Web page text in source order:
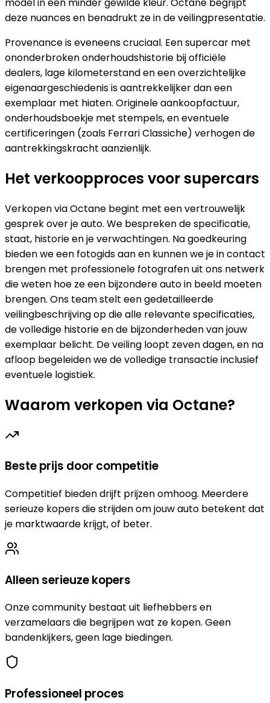
deze nuances en benadrukt ze in de veilingpresentatie.
Provenance is eveneens cruciaal. Een supercar met
ononderbroken onderhoudshistorie bij officiële
dealers, lage kilometerstand en een overzichtelijke
eigenaargeschiedenis is aantrekkelijker dan een
exemplaar met hiaten. Originele aankoopfactuur,
onderhoudsboekje met stempels, en eventuele
certificeringen (zoals Ferrari Classiche) verhogen de
aantrekkingskracht aanzienlijk.
Het verkoopproces voor supercars
Verkopen via Octane begint met een vertrouwelijk
gesprek over je auto. We bespreken de specificatie,
staat, historie en je verwachtingen. Na goedkeuring
bieden we een fotogids aan en kunnen we je in contact
brengen met professionele fotografen uit ons netwerk
die weten hoe ze een bijzondere auto in beeld moeten
brengen. Ons team stelt een gedetailleerde
veilingbeschrijving op die alle relevante specificaties,
de volledige historie en de bijzonderheden van jouw
exemplaar belicht. De veiling loopt zeven dagen, en na
afloop begeleiden we de volledige transactie inclusief
eventuele logistiek.
Waarom verkopen via Octane?
Beste prijs door competitie
Competitief bieden drijft prijzen omhoog. Meerdere
serieuze kopers die strijden om jouw auto betekent dat
je marktwaarde krijgt, of beter.
Alleen serieuze kopers
Onze community bestaat uit liefhebbers en
verzamelaars die begrijpen wat ze kopen. Geen
bandenkijkers, geen lage biedingen.
Professioneel proces